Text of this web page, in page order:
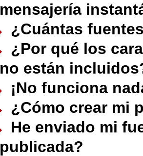
mensajería
¿Cuántas
¿Por qué los
no están
¡No funciona
¿Cómo crear mi
He enviado mi
publicada?